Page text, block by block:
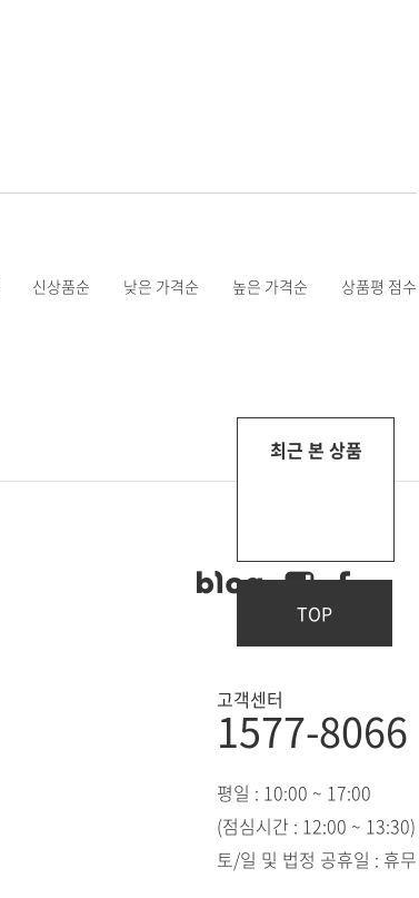
신상품순 낮은 가격순 높은 가격순 상품평 점수
최근 본 상품
TOP
고객센터
1577-8066
평일 : 10:00 ~ 17:00
(점심시간 : 12:00 ~ 13:30)
토/일 및 법정 공휴일 : 휴무